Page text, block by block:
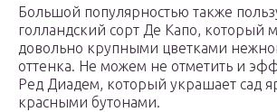
Большой популярностью также
голландский сорт Де Капо, который
довольно крупными цветками
оттенка. Не можем не отметить и
Ред Диадем, который украшает сад
красными бутонами.